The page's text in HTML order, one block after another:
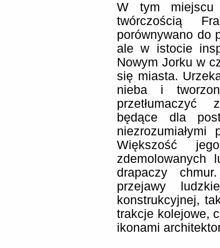
W tym miejscu
twórczością
porównywano do
ale w istocie
Nowym Jorku w
się miasta.
nieba i
przetłumaczyć
będące dla
Większość
zdemolowanych
drapaczy
przejawy
konstrukcyjnej,
trakcje kolejowe,
ikonami